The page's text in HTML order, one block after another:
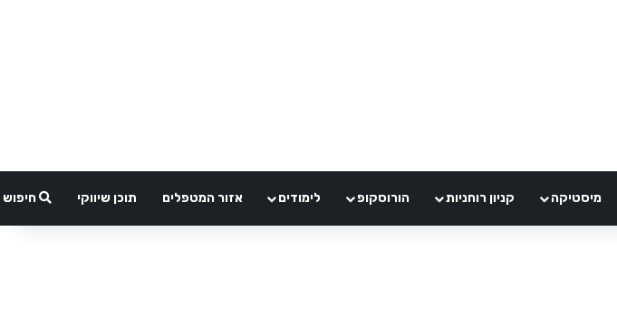
מיסטיקה קניון רוחניות הורוסקופ לימודים אזור המטפלים תוכן שיווקי חיפוש